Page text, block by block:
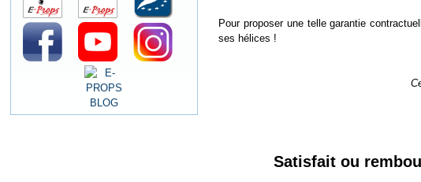
Pour proposer une telle garantie
ses hélices !
Satisfait ou